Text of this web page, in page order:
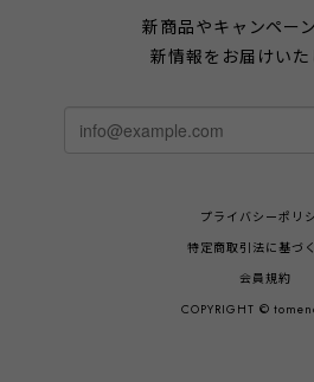
新商品やキャンペー
新情報をお届けいた
プライバシーポリ
特定商取引法に基づ
会員規約
COPYRIGHT ©